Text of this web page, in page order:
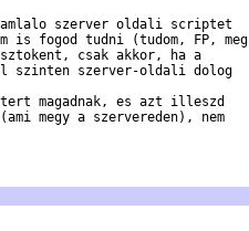
szerver oldali scriptet
is fogod tudni (tudom, FP, meg
csak akkor, ha a
szinten szerver-oldali dolog
magadnak, es azt illeszd
megy a szervereden), nem